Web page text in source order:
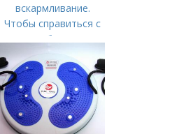
вскармливание.
Чтобы справиться с
нагрубанием,
необходимо
предпринять
следующие действия: